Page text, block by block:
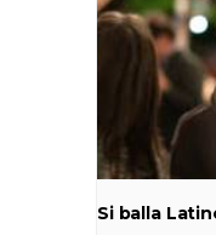
Si balla